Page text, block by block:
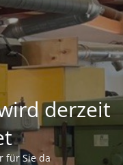
derzeit
für Sie da